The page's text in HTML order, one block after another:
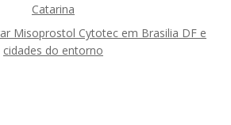
Catarina
Misoprostol Cytotec em Brasilia DF e
cidades do entorno